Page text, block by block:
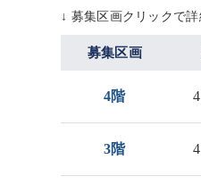
↓ 募集区画クリックで
募集区画
4階
3階